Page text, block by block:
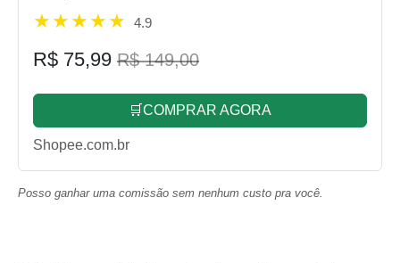
4.9
R$ 75,99 R$ 149,00
🛒COMPRAR AGORA
Shopee.com.br
Posso ganhar uma comissão sem nenhum custo pra você.